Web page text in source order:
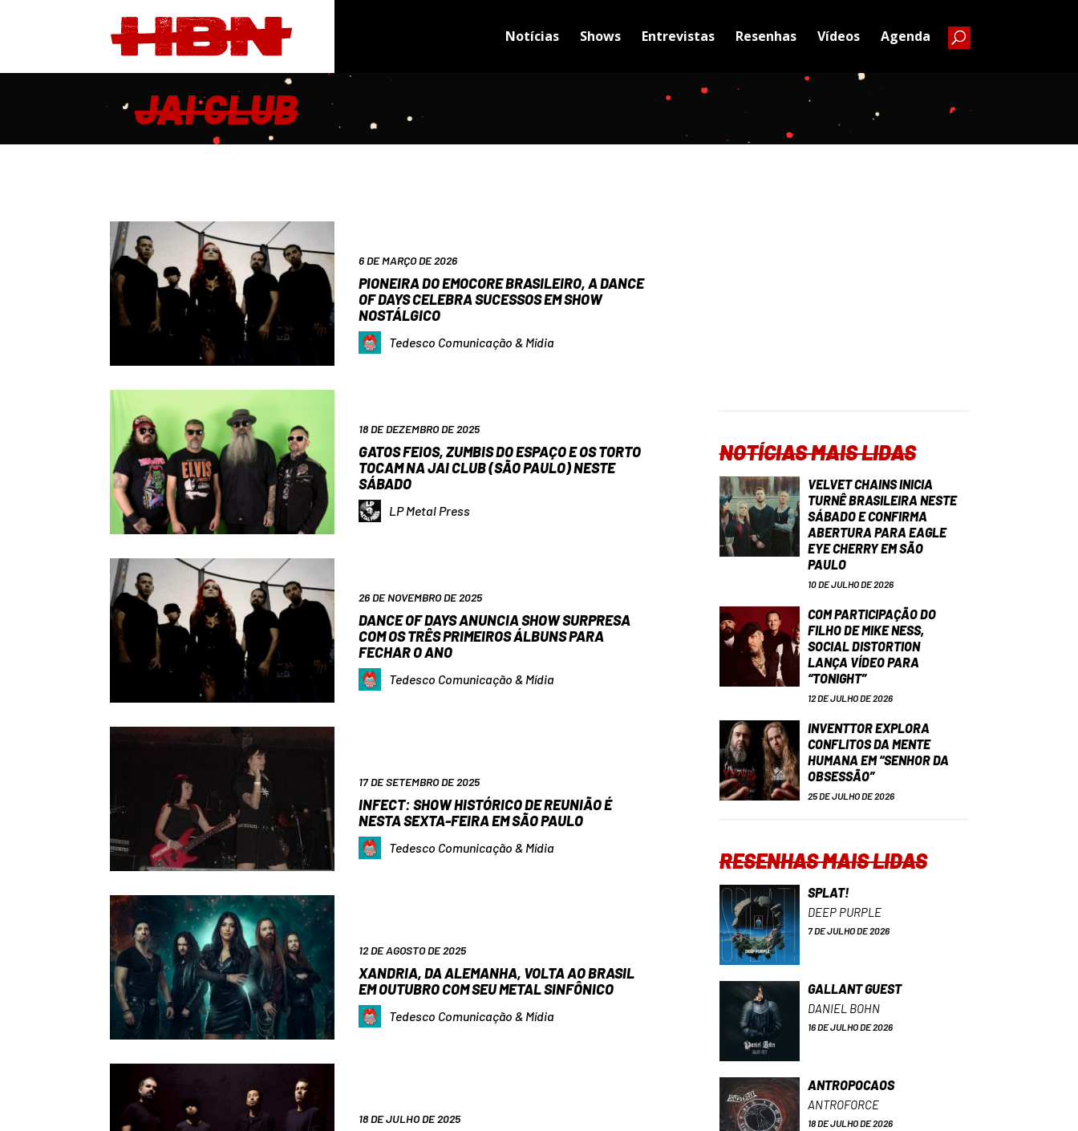
Notícias Shows Entrevistas Resenhas Vídeos Agenda
JAI CLUB
6 DE MARÇO DE 2026
PIONEIRA DO EMOCORE BRASILEIRO, A DANCE
OF DAYS CELEBRA SUCESSOS EM SHOW
NOSTÁLGICO
Tedesco Comunicação & Mídia
18 DE DEZEMBRO DE 2025
GATOS FEIOS, ZUMBIS DO ESPAÇO E OS TORTO
TOCAM NA JAI CLUB (SÃO PAULO) NESTE
SÁBADO
LP Metal Press
26 DE NOVEMBRO DE 2025
DANCE OF DAYS ANUNCIA SHOW SURPRESA
COM OS TRÊS PRIMEIROS ÁLBUNS PARA
FECHAR O ANO
Tedesco Comunicação & Mídia
17 DE SETEMBRO DE 2025
INFECT: SHOW HISTÓRICO DE REUNIÃO É
NESTA SEXTA-FEIRA EM SÃO PAULO
Tedesco Comunicação & Mídia
12 DE AGOSTO DE 2025
XANDRIA, DA ALEMANHA, VOLTA AO BRASIL
EM OUTUBRO COM SEU METAL SINFÔNICO
Tedesco Comunicação & Mídia
18 DE JULHO DE 2025
NOTÍCIAS MAIS LIDAS
VELVET CHAINS INICIA
TURNÊ BRASILEIRA NESTE
SÁBADO E CONFIRMA
ABERTURA PARA EAGLE
EYE CHERRY EM SÃO
PAULO
10 DE JULHO DE 2026
COM PARTICIPAÇÃO DO
FILHO DE MIKE NESS,
SOCIAL DISTORTION
LANÇA VÍDEO PARA
“TONIGHT”
12 DE JULHO DE 2026
INVENTTOR EXPLORA
CONFLITOS DA MENTE
HUMANA EM “SENHOR DA
OBSESSÃO”
25 DE JULHO DE 2026
RESENHAS MAIS LIDAS
SPLAT!
DEEP PURPLE
7 DE JULHO DE 2026
GALLANT GUEST
DANIEL BOHN
16 DE JULHO DE 2026
ANTROPOCAOS
ANTROFORCE
18 DE JULHO DE 2026